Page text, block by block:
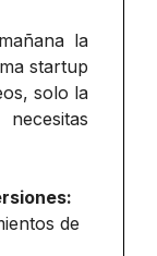
la
startup
solo la
de